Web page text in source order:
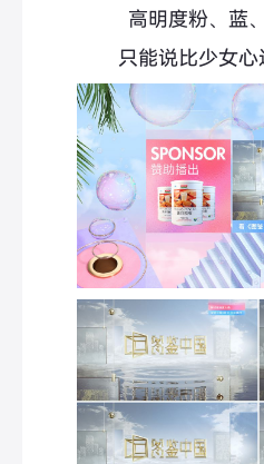
高明度粉、蓝
只能说比少女